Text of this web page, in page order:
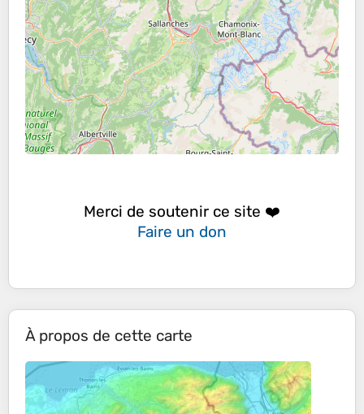
Merci de soutenir ce site ❤️
Faire un don
À propos de cette carte